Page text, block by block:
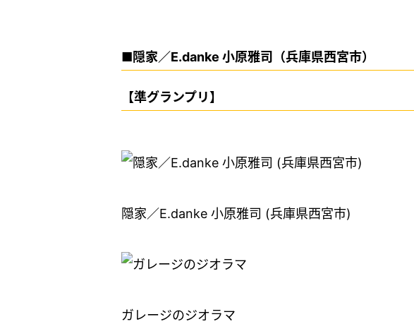
■隠家／E.danke 小原雅司（兵庫県西宮市）
【準グランプリ】
隠家／E.danke 小原雅司 (兵庫県西宮市)
ガレージのジオラマ